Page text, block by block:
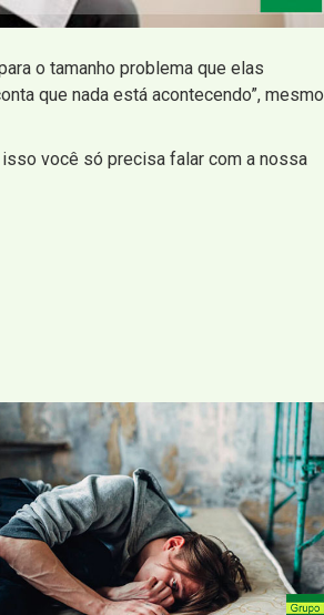
o tamanho problema que elas
que nada está acontecendo”, mesmo
você só precisa falar com a nossa